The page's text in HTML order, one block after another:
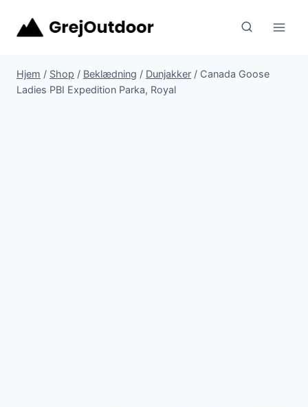
Hjem / Shop / Beklædning / Dunjakker / Canada Goose
Ladies PBI Expedition Parka, Royal